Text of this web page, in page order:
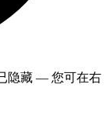
隐藏 — 您可在右